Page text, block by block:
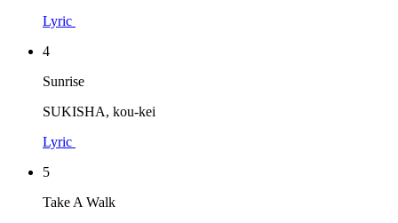
Lyric
4
Sunrise
SUKISHA, kou-kei
Lyric
5
Take A Walk